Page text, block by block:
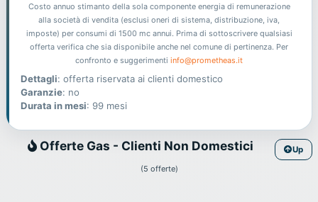
Costo annuo stimanto della sola componente energia di remunerazione
alla società di vendita (esclusi oneri di sistema, distribuzione, iva,
imposte) per consumi di 1500 mc annui. Prima di sottoscrivere qualsiasi
offerta verifica che sia disponibile anche nel comune di pertinenza. Per
confronto e suggerimenti info@prometheas.it
Dettagli: offerta riservata ai clienti domestico
Garanzie: no
Durata in mesi: 99 mesi
Gas
Offerte Gas - Clienti Non Domestici
Up
(5 offerte)